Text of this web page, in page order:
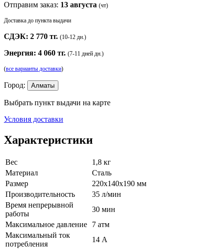
Отправим заказ: 13 августа (чт)
Доставка до пункта выдачи
СДЭК: 2 770 тг. (10-12 дн.)
Энергия: 4 060 тг. (7-11 дней дн.)
(все варианты доставки)
Город: Алматы
Выбрать пункт выдачи на карте
Условия доставки
Характеристики
Вес
1,8 кг
Материал
Сталь
Размер
220х140х190 мм
Производительность
35 л/мин
Время непрерывной
работы
30 мин
Максимальное давление
7 атм
Максимальный ток
потребления
14 А